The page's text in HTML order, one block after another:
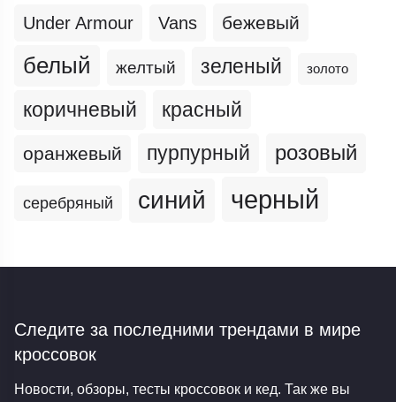
Under Armour Vans бежевый
белый желтый зеленый золото
коричневый красный
оранжевый пурпурный розовый
серебряный синий черный
Следите за последними трендами в мире
кроссовок
Новости, обзоры, тесты кроссовок и кед. Так же вы